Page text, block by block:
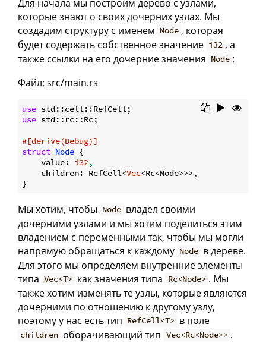
Для начала мы построим дерево с узлами,
которые знают о своих дочерних узлах. Мы
создадим структуру с именем Node , которая
будет содержать собственное значение i32 , а
также ссылки на его дочерние значения Node :
Файл: src/main.rs
use
use std::rc::Rc;
#[derive(Debug)]
struct Node {
    value:
i32 ,
    children: RefCell<
Vec<Rc<Node>>>,
Мы хотим, чтобы Node владел своими
дочерними узлами и мы хотим поделиться этим
владением с переменными так, чтобы мы могли
напрямую обращаться к каждому Node в дереве.
Для этого мы определяем внутренние элементы
типа Vec<T> как значения типа Rc<Node> . Мы
также хотим изменять те узлы, которые являются
дочерними по отношению к другому узлу,
поэтому у нас есть тип RefCell<T> в поле
children оборачивающий тип Vec<Rc<Node>> .